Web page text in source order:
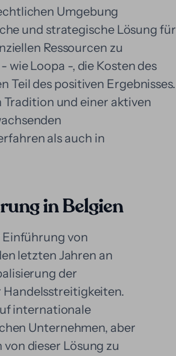
Umgebung
und strategische Lösung für
Ressourcen zu
Loopa -, die Kosten des
Teil des positiven Ergebnisses.
Tradition und einer aktiven
als auch in
in Belgien
Einführung von
letzten Jahren an
der
internationale
Unternehmen, aber
dieser Lösung zu